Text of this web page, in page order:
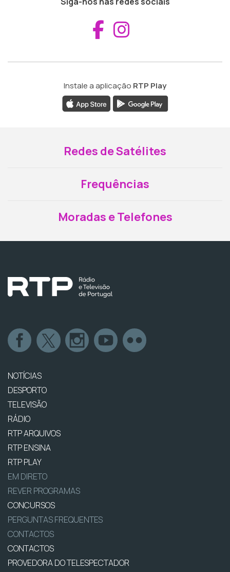
Aceder ao
Instale a aplicação RTP Play
Redes de Satélites
Frequências
Moradas e Telefones
NOTÍCIAS
DESPORTO
TELEVISÃO
RÁDIO
RTP ARQUIVOS
RTP ENSINA
RTP PLAY
EM DIRETO
REVER PROGRAMAS
CONCURSOS
PERGUNTAS FREQUENTES
CONTACTOS
CONTACTOS
PROVEDORA DO TELESPECTADOR